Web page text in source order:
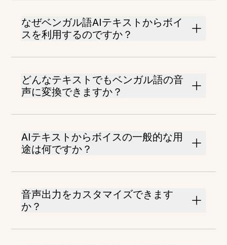
なぜベンガル語AIテキストからボイ
スを利用するのですか？
どんなテキストでもベンガル語の音
声に変換できますか？
AIテキストからボイスの一般的な用
途は何ですか？
音声出力をカスタマイズできます
か？